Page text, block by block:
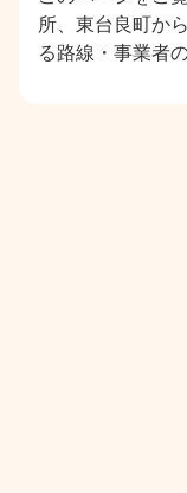
所、東台良町か
る路線・事業者